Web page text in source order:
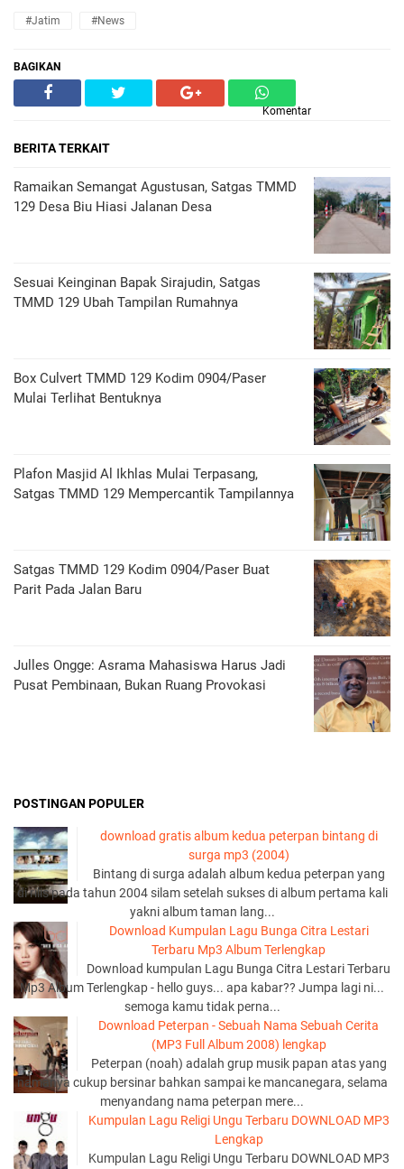
#Jatim #News
BAGIKAN
Komentar
BERITA TERKAIT
Ramaikan Semangat Agustusan, Satgas TMMD
129 Desa Biu Hiasi Jalanan Desa
Sesuai Keinginan Bapak Sirajudin, Satgas
TMMD 129 Ubah Tampilan Rumahnya
Box Culvert TMMD 129 Kodim 0904/Paser
Mulai Terlihat Bentuknya
Plafon Masjid Al Ikhlas Mulai Terpasang,
Satgas TMMD 129 Mempercantik Tampilannya
Satgas TMMD 129 Kodim 0904/Paser Buat
Parit Pada Jalan Baru
Julles Ongge: Asrama Mahasiswa Harus Jadi
Pusat Pembinaan, Bukan Ruang Provokasi
POSTINGAN POPULER
download gratis album kedua peterpan bintang di
surga mp3 (2004)
Bintang di surga adalah album kedua peterpan yang
di rilis pada tahun 2004 silam setelah sukses di album pertama kali
yakni album taman lang...
Download Kumpulan Lagu Bunga Citra Lestari
Terbaru Mp3 Album Terlengkap
Download kumpulan Lagu Bunga Citra Lestari Terbaru
Mp3 Album Terlengkap - hello guys... apa kabar?? Jumpa lagi ni...
semoga kamu tidak perna...
Download Peterpan - Sebuah Nama Sebuah Cerita
(MP3 Full Album 2008) lengkap
Peterpan (noah) adalah grup musik papan atas yang
namanya cukup bersinar bahkan sampai ke mancanegara, selama
menyandang nama peterpan mere...
Kumpulan Lagu Religi Ungu Terbaru DOWNLOAD MP3
Lengkap
Kumpulan Lagu Religi Ungu Terbaru DOWNLOAD MP3